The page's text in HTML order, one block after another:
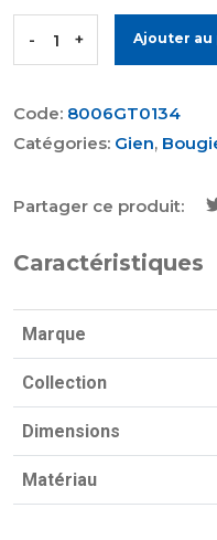
- + Ajouter au
Code: 8006GT0134
Catégories: Gien,
Partager ce produit:
Caractéristiques
Marque
Collection
Dimensions
Matériau